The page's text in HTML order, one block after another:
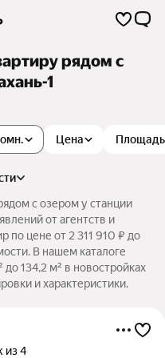
рядом с
1
Цена Площадь
с озером у станции
от агентств и
по цене от 2 311 910 ₽ до
В нашем каталоге
134,2 м² в новостройках
и характеристики.
из 4